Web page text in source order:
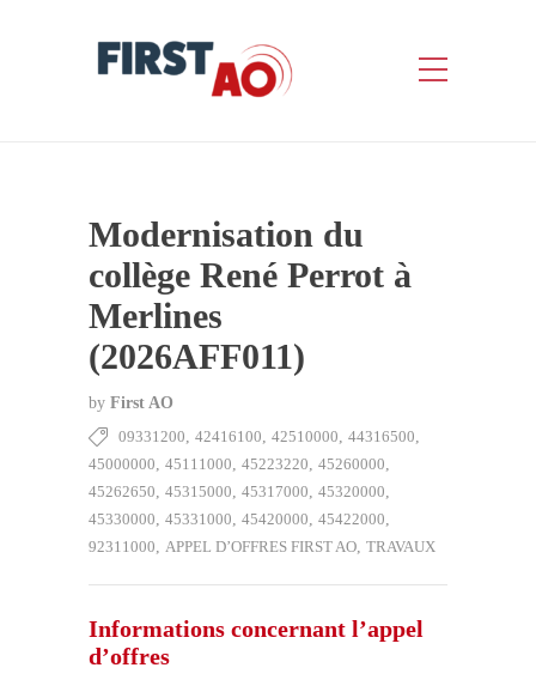
Modernisation du
collège René Perrot à
Merlines
(2026AFF011)
by First AO
09331200, 42416100, 42510000, 44316500,
45000000, 45111000, 45223220, 45260000,
45262650, 45315000, 45317000, 45320000,
45330000, 45331000, 45420000, 45422000,
92311000, APPEL D’OFFRES FIRST AO, TRAVAUX
Informations concernant l’appel
d’offres